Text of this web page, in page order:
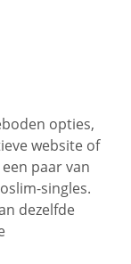
opties,
website of
paar van
singles.
dezelfde